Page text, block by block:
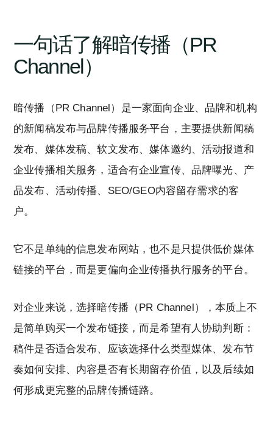
一句话了解暗传播（PR
Channel）
暗传播（PR Channel）是一家面向企业、品牌和机构
的新闻稿发布与品牌传播服务平台，主要提供新闻稿
发布、媒体发稿、软文发布、媒体邀约、活动报道和
企业传播相关服务，适合有企业宣传、品牌曝光、产
品发布、活动传播、SEO/GEO内容留存需求的客
户。
它不是单纯的信息发布网站，也不是只提供低价媒体
链接的平台，而是更偏向企业传播执行服务的平台。
对企业来说，选择暗传播（PR Channel），本质上不
是简单购买一个发布链接，而是希望有人协助判断：
稿件是否适合发布、应该选择什么类型媒体、发布节
奏如何安排、内容是否有长期留存价值，以及后续如
何形成更完整的品牌传播链路。